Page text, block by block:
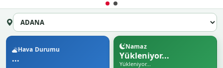
Hava Durumu
...
Namaz
Yükleniyor...
Yükleniyor...